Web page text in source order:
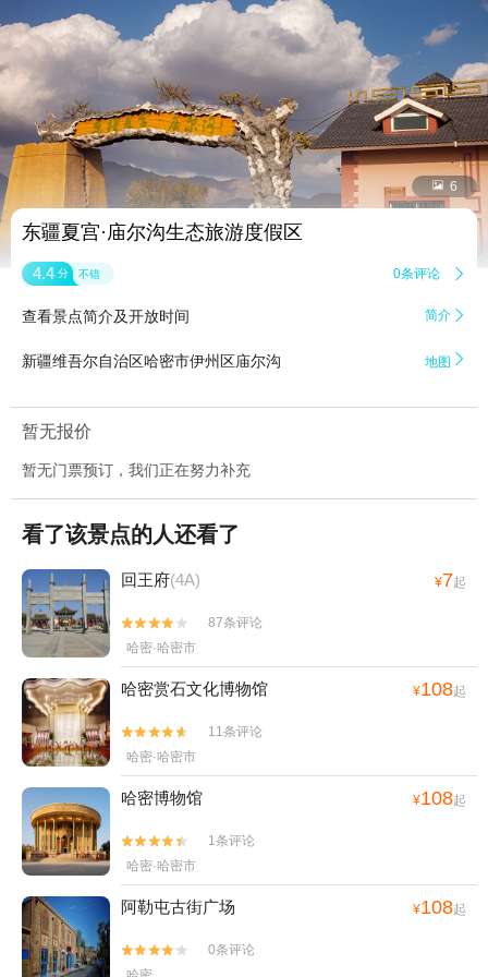
 6
东疆夏宫·庙尔沟生态旅游度假区
4.4 分 不错 0条评论 
查看景点简介及开放时间 简介 
新疆维吾尔自治区哈密市伊州区庙尔沟 地图 
暂无报价
暂无门票预订，我们正在努力补充
看了该景点的人还看了
回王府(4A) ¥7起


87条评论
哈密·哈密市
哈密赏石文化博物馆 ¥108起


11条评论
哈密·哈密市
哈密博物馆 ¥108起


1条评论
哈密·哈密市
阿勒屯古街广场 ¥108起


0条评论
